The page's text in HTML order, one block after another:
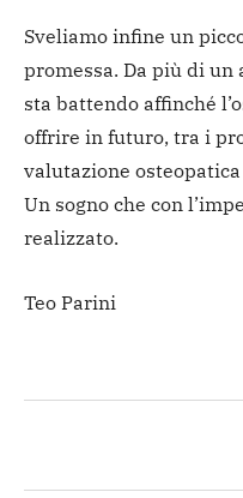
Sveliamo infine un
promessa. Da più di un
sta battendo affinché
offrire in futuro, tra i
valutazione
Un sogno che con
realizzato.
Teo Parini